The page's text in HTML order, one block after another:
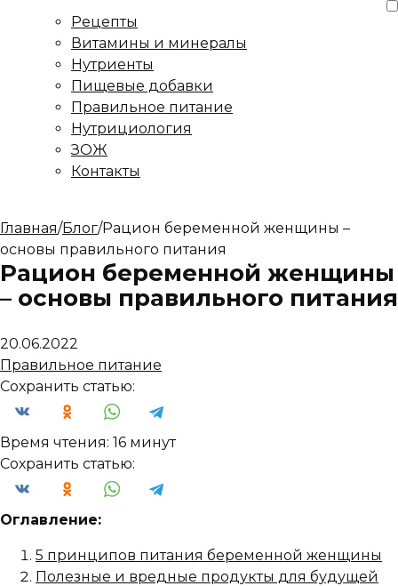
Рецепты
Витамины и минералы
Нутриенты
Пищевые добавки
Правильное питание
Нутрициология
ЗОЖ
Контакты
Главная/Блог/Рацион беременной женщины –
основы правильного питания
Рацион беременной женщины
– основы правильного питания
20.06.2022
Правильное питание
Сохранить статью:
Время чтения: 16 минут
Сохранить статью:
Оглавление:
5 принципов питания беременной женщины
Полезные и вредные продукты для будущей